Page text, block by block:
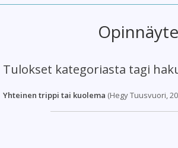
Tulokset kategoriasta tagi
Yhteinen trippi tai kuolema (Hegy Tuusvuori,